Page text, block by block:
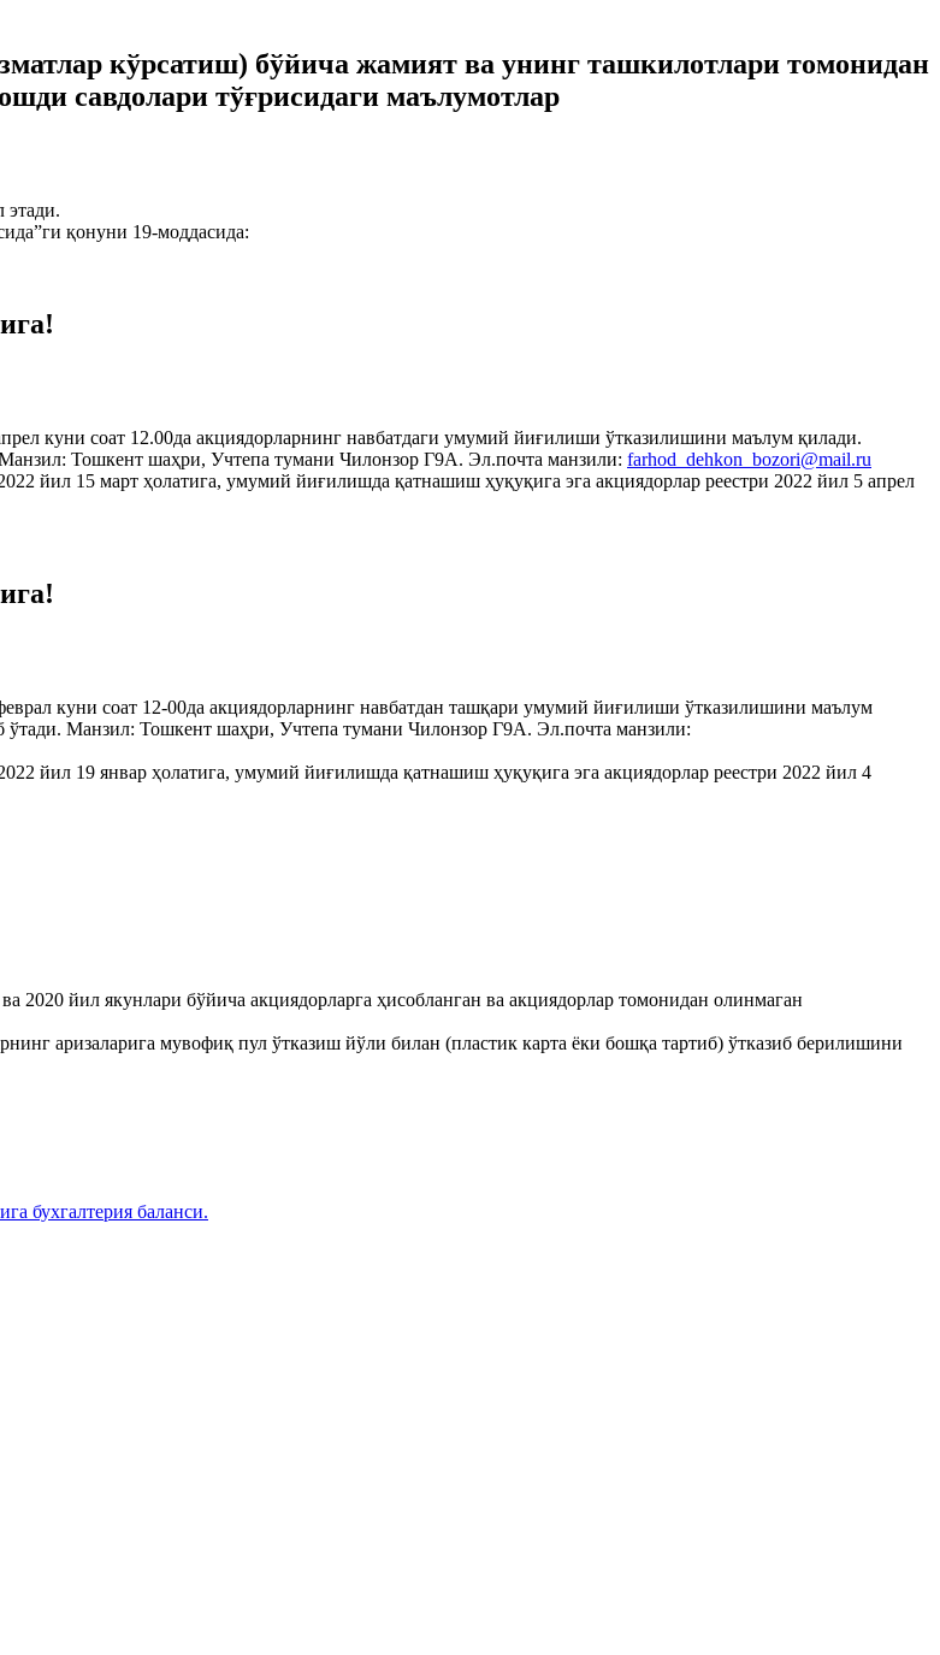
кўрсатиш) бўйича жамият ва унинг ташкилотлари томонидан
савдолари тўғрисидаги маълумотлар
этади.
қонуни 19-моддасида:
куни соат 12.00да акциядорларнинг навбатдаги умумий йиғилиши ўтказилишини маълум қилади.
Тошкент шаҳри, Учтепа тумани Чилонзор Г9А. Эл.почта манзили: farhod_dehkon_bozori@mail.ru
йил 15 март ҳолатига, умумий йиғилишда қатнашиш ҳуқуқига эга акциядорлар реестри 2022 йил 5 апрел
куни соат 12-00да акциядорларнинг навбатдан ташқари умумий йиғилиши ўтказилишини маълум
Манзил: Тошкент шаҳри, Учтепа тумани Чилонзор Г9А. Эл.почта манзили:
йил 19 январ ҳолатига, умумий йиғилишда қатнашиш ҳуқуқига эга акциядорлар реестри 2022 йил 4
йил якунлари бўйича акциядорларга ҳисобланган ва акциядорлар томонидан олинмаган
аризаларига мувофиқ пул ўтказиш йўли билан (пластик карта ёки бошқа тартиб) ўтказиб берилишини
бухгалтерия баланси.